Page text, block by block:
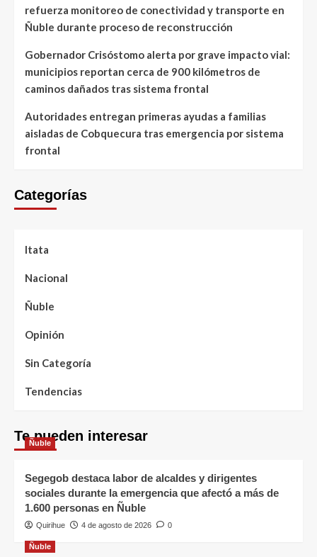
refuerza monitoreo de conectividad y transporte en
Ñuble durante proceso de reconstrucción
Gobernador Crisóstomo alerta por grave impacto vial:
municipios reportan cerca de 900 kilómetros de
caminos dañados tras sistema frontal
Autoridades entregan primeras ayudas a familias
aisladas de Cobquecura tras emergencia por sistema
frontal
Categorías
Itata
Nacional
Ñuble
Opinión
Sin Categoría
Tendencias
Te pueden interesar
Ñuble
Segegob destaca labor de alcaldes y dirigentes
sociales durante la emergencia que afectó a más de
1.600 personas en Ñuble
Quirihue 4 de agosto de 2026 0
Ñuble